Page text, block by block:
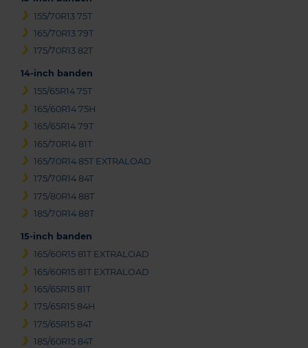
155/70R13 75T
165/70R13 79T
175/70R13 82T
14-inch banden
155/65R14 75T
165/60R14 75H
165/65R14 79T
165/70R14 81T
165/70R14 85T EXTRALOAD
175/70R14 84T
175/80R14 88T
185/70R14 88T
15-inch banden
165/60R15 81T EXTRALOAD
165/60R15 81T EXTRALOAD
165/65R15 81T
175/65R15 84H
175/65R15 84T
185/60R15 84T